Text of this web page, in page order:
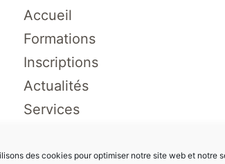
des cookies pour optimiser notre site web et notre
Accueil
Formations
Inscriptions
Actualités
Services